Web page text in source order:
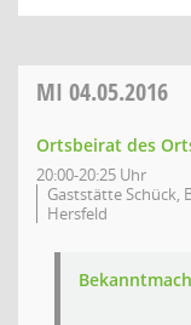
MI 04.05.2016
Ortsbeirat des
20:00-20:25 Uhr
Gaststätte Schück,
Hersfeld